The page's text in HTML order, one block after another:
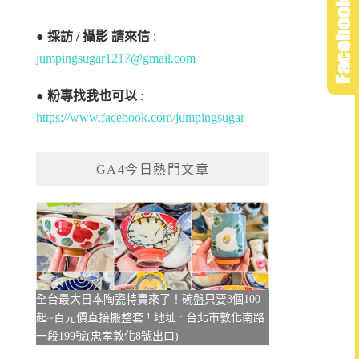
●採訪 / 攝影 請來信 :
jumpingsugar1217@gmail.com
●粉專找我也可以 :
https://www.facebook.com/jumpingsugar
GA4今日熱門文章
全台最大日本陶瓷特賣來了！碗盤只要3個100
起~百元價直接搬整套 ! 地址 : 台北市敦化南路
一段199號(忠孝敦化8號出口)